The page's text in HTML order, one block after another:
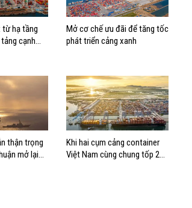
từ hạ tầng
cạnh
Mở cơ chế ưu đãi để tăng tốc
phát triển cảng xanh
thận trọng
mở lại
Khi hai cụm cảng container
Việt Nam cùng chung tốp 20